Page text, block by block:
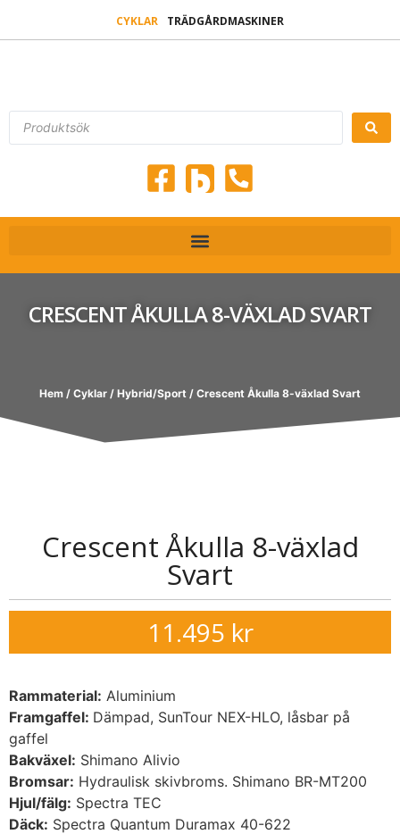
CYKLAR TRÄDGÅRDMASKINER
CRESCENT ÅKULLA 8-VÄXLAD SVART
Hem / Cyklar / Hybrid/Sport / Crescent Åkulla 8-växlad Svart
Crescent Åkulla 8-växlad
Svart
11.495 kr
Rammaterial: Aluminium
Framgaffel: Dämpad, SunTour NEX-HLO, låsbar på
gaffel
Bakväxel: Shimano Alivio
Bromsar: Hydraulisk skivbroms. Shimano BR-MT200
Hjul/fälg: Spectra TEC
Däck: Spectra Quantum Duramax 40-622